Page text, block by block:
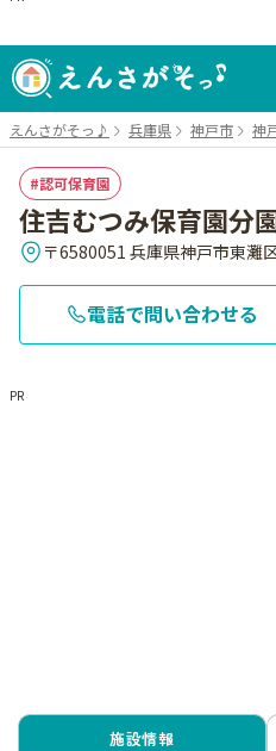
えんさがそっ♪ 兵庫県 神戸市 神
認可保育園
住吉むつみ保育園分
電話で問い合わせる
PR
施設情報